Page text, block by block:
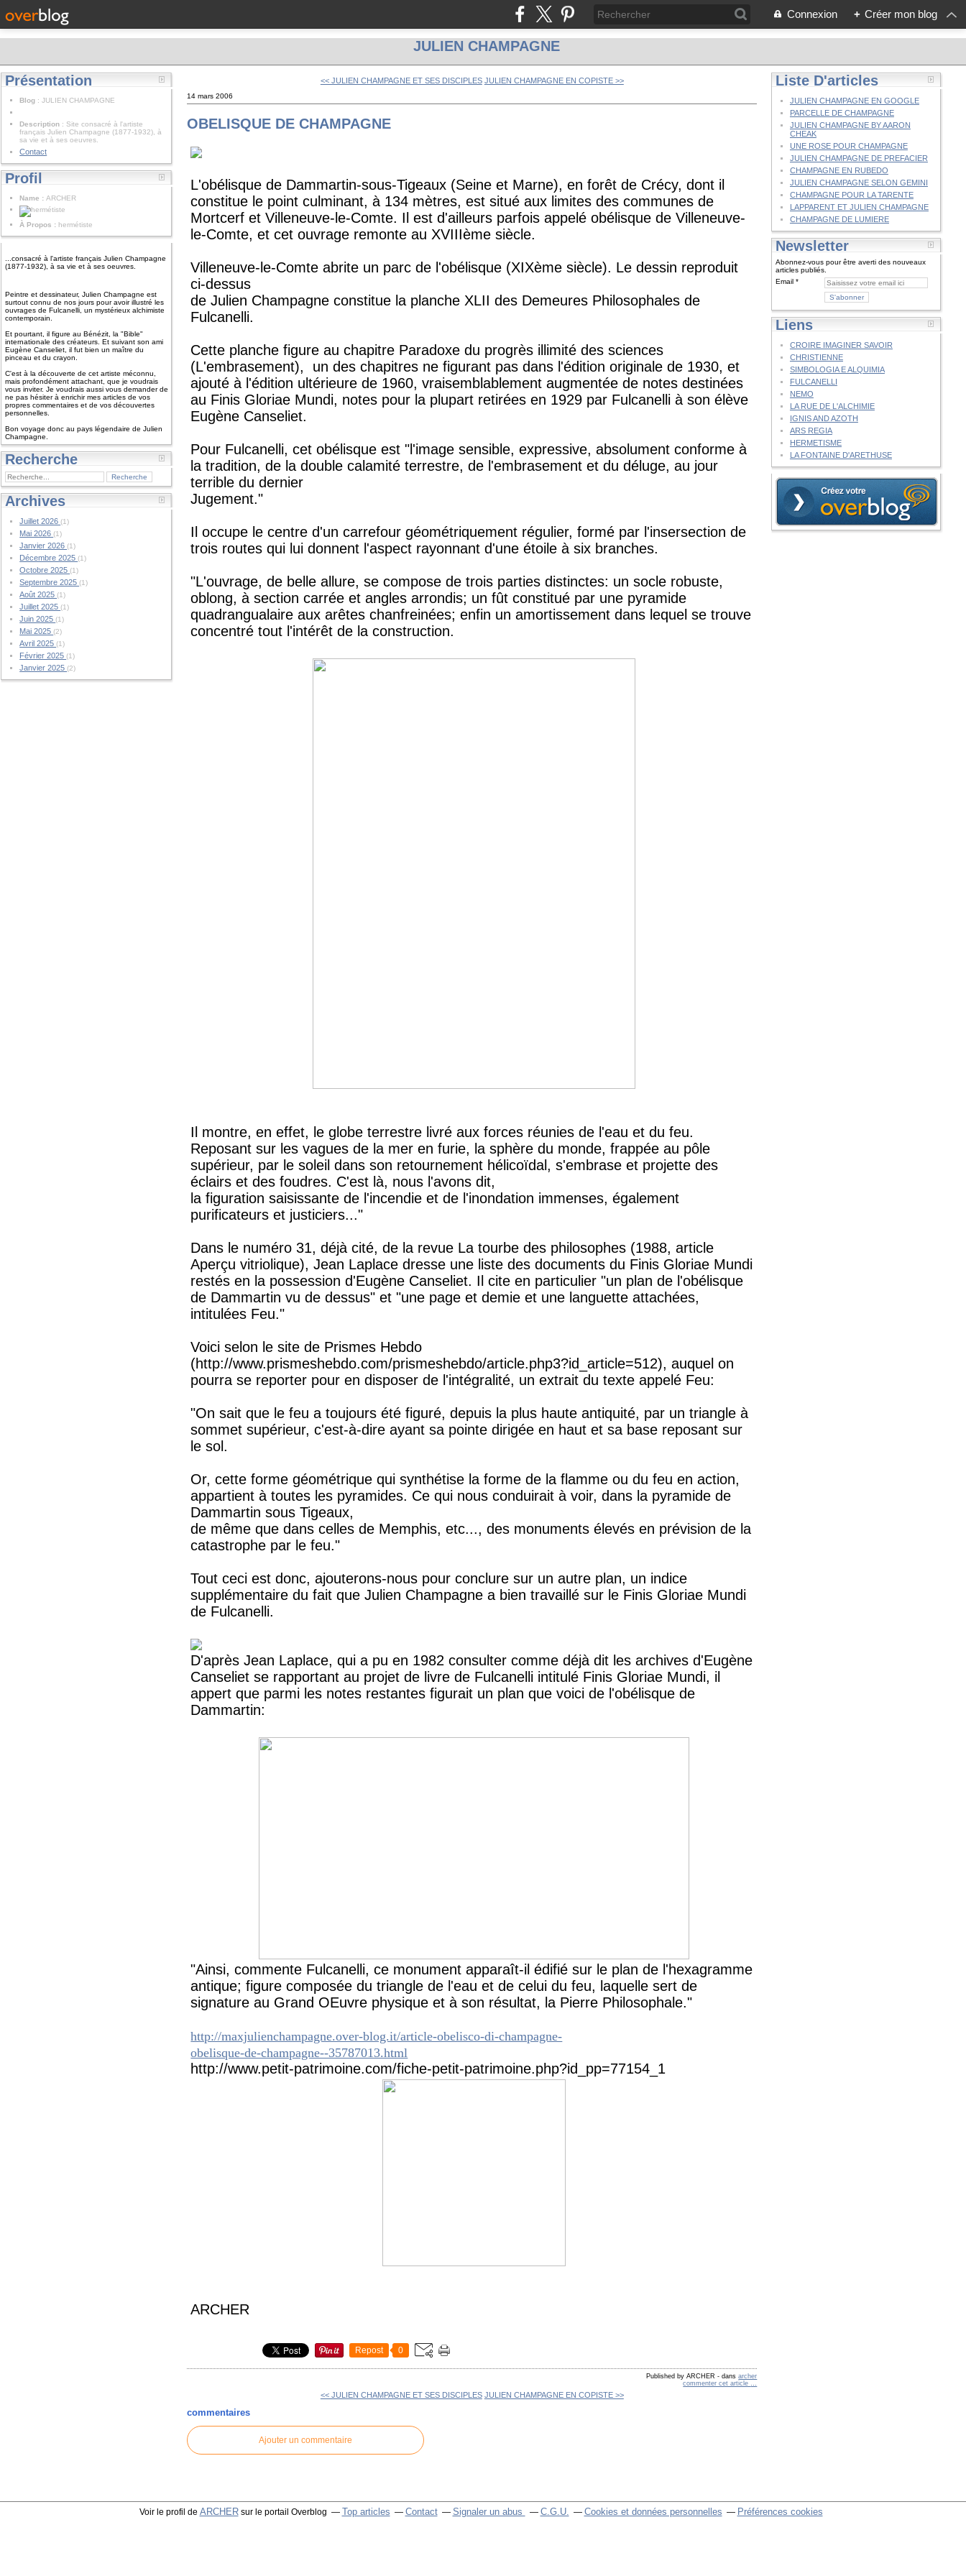
Connexion + Créer mon blog
JULIEN CHAMPAGNE
Présentation
Blog : JULIEN CHAMPAGNE
Description : Site consacré à l'artiste
français Julien Champagne (1877-1932), à
sa vie et à ses oeuvres.
Contact
Profil
Name :ARCHER
À Propos : hermétiste
...consacré à l'artiste français Julien Champagne
(1877-1932), à sa vie et à ses oeuvres.
Peintre et dessinateur, Julien Champagne est
surtout connu de nos jours pour avoir illustré les
ouvrages de Fulcanelli, un mystérieux alchimiste
contemporain.
Et pourtant, il figure au Bénézit, la "Bible"
internationale des créateurs. Et suivant son ami
Eugène Canseliet, il fut bien un maître du
pinceau et du crayon.
C'est à la découverte de cet artiste méconnu,
mais profondément attachant, que je voudrais
vous inviter. Je voudrais aussi vous demander de
ne pas hésiter à enrichir mes articles de vos
propres commentaires et de vos découvertes
personnelles.
Bon voyage donc au pays légendaire de Julien
Champagne.
Recherche
Archives
Juillet 2026(1)
Mai 2026(1)
Janvier 2026(1)
Décembre 2025(1)
Octobre 2025(1)
Septembre 2025(1)
Août 2025(1)
Juillet 2025(1)
Juin 2025(1)
Mai 2025(2)
Avril 2025(1)
Février 2025(1)
Janvier 2025(2)
<< JULIEN CHAMPAGNE ET SES DISCIPLES JULIEN CHAMPAGNE EN COPISTE >>
14 mars 2006
OBELISQUE DE CHAMPAGNE
L'obélisque de Dammartin-sous-Tigeaux (Seine et Marne), en forêt de Crécy, dont il
constitue le point culminant, à 134 mètres, est situé aux limites des communes de
Mortcerf et Villeneuve-le-Comte. Il est d'ailleurs parfois appelé obélisque de Villeneuve-
le-Comte, et cet ouvrage remonte au XVIIIème siècle.
Villeneuve-le-Comte abrite un parc de l'obélisque (XIXème siècle). Le dessin reproduit
ci-dessus
de Julien Champagne constitue la planche XLII des Demeures Philosophales de
Fulcanelli.
Cette planche figure au chapitre Paradoxe du progrès illimité des sciences
(L'embrasement), un des chapitres ne figurant pas dans l'édition originale de 1930, et
ajouté à l'édition ultérieure de 1960, vraisemblablement augmentée de notes destinées
au Finis Gloriae Mundi, notes pour la plupart retirées en 1929 par Fulcanelli à son élève
Eugène Canseliet.
Pour Fulcanelli, cet obélisque est "l'image sensible, expressive, absolument conforme à
la tradition, de la double calamité terrestre, de l'embrasement et du déluge, au jour
terrible du dernier
Jugement."
Il occupe le centre d'un carrefour géométriquement régulier, formé par l'insersection de
trois routes qui lui donnent l'aspect rayonnant d'une étoile à six branches.
"L'ouvrage, de belle allure, se compose de trois parties distinctes: un socle robuste,
oblong, à section carrée et angles arrondis; un fût constitué par une pyramide
quadrangualaire aux arêtes chanfreinées; enfin un amortissement dans lequel se trouve
concentré tout l'intérêt de la construction.
Il montre, en effet, le globe terrestre livré aux forces réunies de l'eau et du feu.
Reposant sur les vagues de la mer en furie, la sphère du monde, frappée au pôle
supérieur, par le soleil dans son retournement hélicoïdal, s'embrase et projette des
éclairs et des foudres. C'est là, nous l'avons dit,
la figuration saisissante de l'incendie et de l'inondation immenses, également
purificateurs et justiciers..."
Dans le numéro 31, déjà cité, de la revue La tourbe des philosophes (1988, article
Aperçu vitriolique), Jean Laplace dresse une liste des documents du Finis Gloriae Mundi
restés en la possession d'Eugène Canseliet. Il cite en particulier "un plan de l'obélisque
de Dammartin vu de dessus" et "une page et demie et une languette attachées,
intitulées Feu."
Voici selon le site de Prismes Hebdo
(http://www.prismeshebdo.com/prismeshebdo/article.php3?id_article=512), auquel on
pourra se reporter pour en disposer de l'intégralité, un extrait du texte appelé Feu:
"On sait que le feu a toujours été figuré, depuis la plus haute antiquité, par un triangle à
sommet supérieur, c'est-à-dire ayant sa pointe dirigée en haut et sa base reposant sur
le sol.
Or, cette forme géométrique qui synthétise la forme de la flamme ou du feu en action,
appartient à toutes les pyramides. Ce qui nous conduirait à voir, dans la pyramide de
Dammartin sous Tigeaux,
de même que dans celles de Memphis, etc..., des monuments élevés en prévision de la
catastrophe par le feu."
Tout ceci est donc, ajouterons-nous pour conclure sur un autre plan, un indice
supplémentaire du fait que Julien Champagne a bien travaillé sur le Finis Gloriae Mundi
de Fulcanelli.
D'après Jean Laplace, qui a pu en 1982 consulter comme déjà dit les archives d'Eugène
Canseliet se rapportant au projet de livre de Fulcanelli intitulé Finis Gloriae Mundi, il
appert que parmi les notes restantes figurait un plan que voici de l'obélisque de
Dammartin:
"Ainsi, commente Fulcanelli, ce monument apparaît-il édifié sur le plan de l'hexagramme
antique; figure composée du triangle de l'eau et de celui du feu, laquelle sert de
signature au Grand OEuvre physique et à son résultat, la Pierre Philosophale."
http://maxjulienchampagne.over-blog.it/article-obelisco-di-champagne-
obelisque-de-champagne--35787013.html
http://www.petit-patrimoine.com/fiche-petit-patrimoine.php?id_pp=77154_1
ARCHER
Repost 0
Published by ARCHER - dansarcher
commenter cet article
<< JULIEN CHAMPAGNE ET SES DISCIPLES JULIEN CHAMPAGNE EN COPISTE >>
commentaires
Ajouter un commentaire
Liste D'articles
JULIEN CHAMPAGNE EN GOOGLE
PARCELLE DE CHAMPAGNE
JULIEN CHAMPAGNE BY AARON
CHEAK
UNE ROSE POUR CHAMPAGNE
JULIEN CHAMPAGNE DE PREFACIER
CHAMPAGNE EN RUBEDO
JULIEN CHAMPAGNE SELON GEMINI
CHAMPAGNE POUR LA TARENTE
LAPPARENT ET JULIEN CHAMPAGNE
CHAMPAGNE DE LUMIERE
Newsletter
Abonnez-vous pour être averti des nouveaux
articles publiés.
Email
Liens
CROIRE IMAGINER SAVOIR
CHRISTIENNE
SIMBOLOGIA E ALQUIMIA
FULCANELLI
NEMO
LA RUE DE L'ALCHIMIE
IGNIS AND AZOTH
ARS REGIA
HERMETISME
LA FONTAINE D'ARETHUSE
Voir le profil de ARCHERsur le portail Overblog Top articles Contact Signaler un abus C.G.U. Cookies et données personnelles Préférences cookies